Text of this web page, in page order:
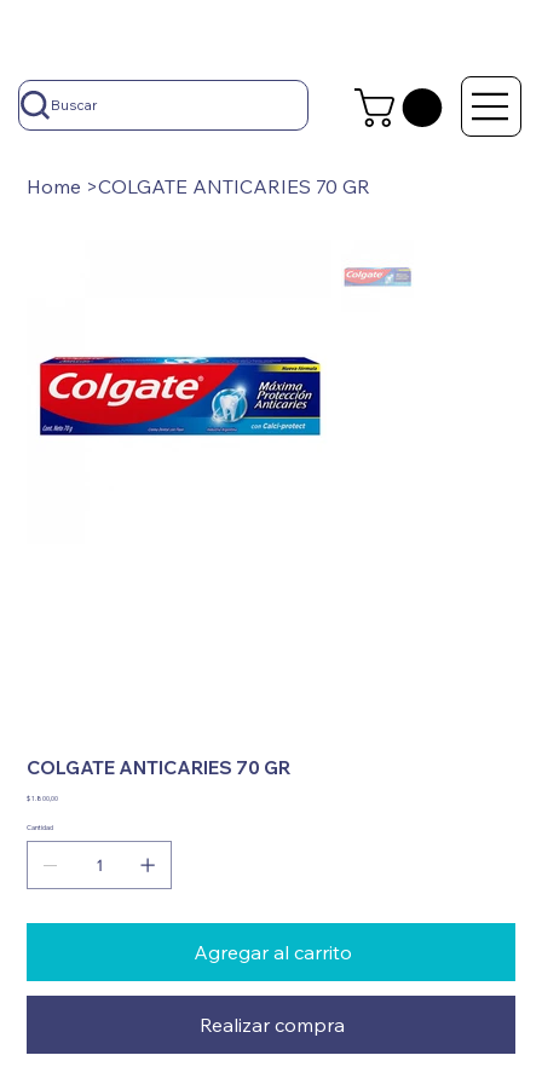
Buscar
Home >COLGATE ANTICARIES 70 GR
COLGATE ANTICARIES 70 GR
Precio
$ 1.800,00
Cantidad
Agregar al carrito
Realizar compra